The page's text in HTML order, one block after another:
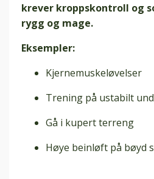
krever kroppskontroll og
rygg og mage.
Eksempler:
Kjernemuskeløvelser
Trening på ustabilt
Gå i kupert terreng
Høye beinløft på bøyd